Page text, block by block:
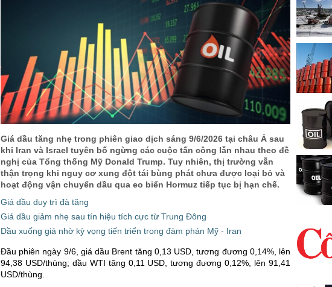
Giá dầu tăng nhẹ trong phiên giao dịch sáng 9/6/2026 tại châu Á sau
khi Iran và Israel tuyên bố ngừng các cuộc tấn công lẫn nhau theo đề
nghị của Tổng thống Mỹ Donald Trump. Tuy nhiên, thị trường vẫn
thận trọng khi nguy cơ xung đột tái bùng phát chưa được loại bỏ và
hoạt động vận chuyển dầu qua eo biển Hormuz tiếp tục bị hạn chế.
Giá dầu duy trì đà tăng
Giá dầu giảm nhẹ sau tín hiệu tích cực từ Trung Đông
Dầu xuống giá nhờ kỳ vọng tiến triển trong đàm phán Mỹ - Iran
Đầu phiên ngày 9/6, giá dầu Brent tăng 0,13 USD, tương đương 0,14%, lên
94,38 USD/thùng; dầu WTI tăng 0,11 USD, tương đương 0,12%, lên 91,41
USD/thùng.